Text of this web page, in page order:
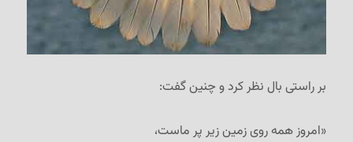
بر راستی بال نظر کرد و چنین گفت:
«امروز همه روی زمین زیر پر ماست،